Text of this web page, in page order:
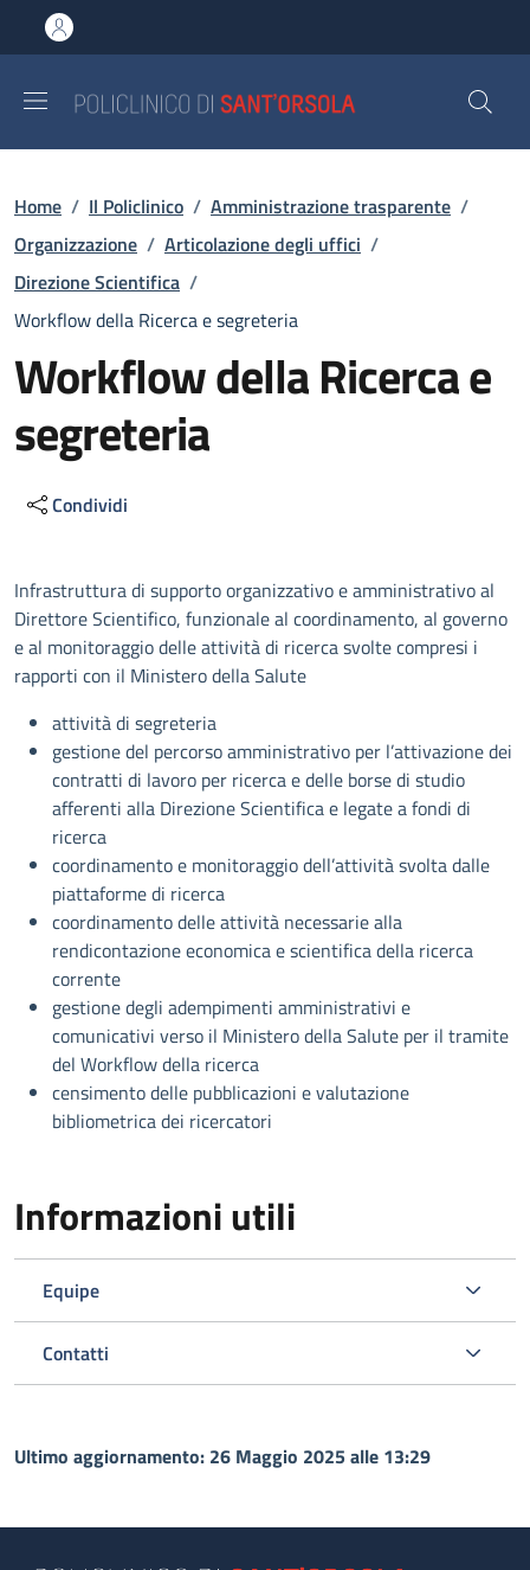
al contenuto principale
to footer content
Briciole di pane
Home / Il Policlinico / Amministrazione trasparente /
Organizzazione / Articolazione degli uffici /
Direzione Scientifica /
Workflow della Ricerca e segreteria
Workflow della Ricerca e
segreteria
Condividi
Descrizione
Infrastruttura di supporto organizzativo e amministrativo al
Direttore Scientifico, funzionale al coordinamento, al governo
e al monitoraggio delle attività di ricerca svolte compresi i
rapporti con il Ministero della Salute
attività di segreteria
gestione del percorso amministrativo per l’attivazione dei
contratti di lavoro per ricerca e delle borse di studio
afferenti alla Direzione Scientifica e legate a fondi di
ricerca
coordinamento e monitoraggio dell’attività svolta dalle
piattaforme di ricerca
coordinamento delle attività necessarie alla
rendicontazione economica e scientifica della ricerca
corrente
gestione degli adempimenti amministrativi e
comunicativi verso il Ministero della Salute per il tramite
del Workflow della ricerca
censimento delle pubblicazioni e valutazione
bibliometrica dei ricercatori
Informazioni utili
Equipe
Contatti
Ultimo aggiornamento: 26 Maggio 2025 alle 13:29